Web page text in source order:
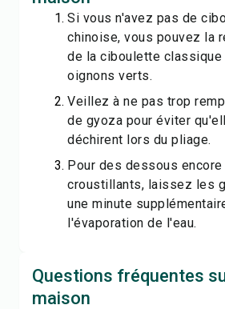
Si vous n'avez pas de
chinoise, vous pouvez la
de la ciboulette classique
oignons verts.
Veillez à ne pas trop
de gyoza pour éviter
déchirent lors du pliage.
Pour des dessous encore
croustillants, laissez les
une minute
l'évaporation de l'eau.
Questions fréquentes
maison